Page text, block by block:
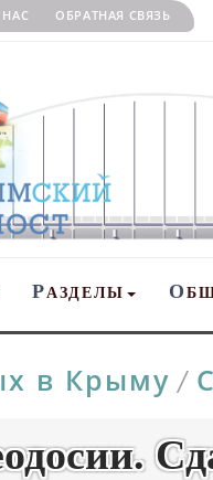
ОБРАТНАЯ СВЯЗЬ
РАЗДЕЛЫ О
в Крыму /